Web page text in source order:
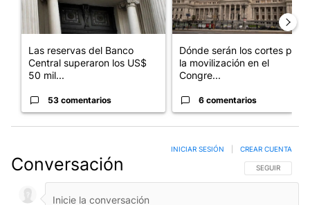
Las reservas del Banco
Central superaron los US$
50 mil...
53 comentarios
Dónde serán los cortes por
la movilización en el
Congre...
6 comentarios
Conversación SIGA ESTA
SEGUIR
INICIAR SESIÓN CREAR CUENTA